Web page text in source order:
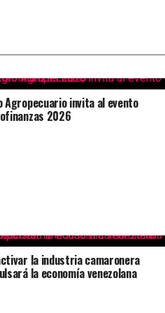
Agropecuario invita al evento
2026
la industria camaronera
la economía venezolana